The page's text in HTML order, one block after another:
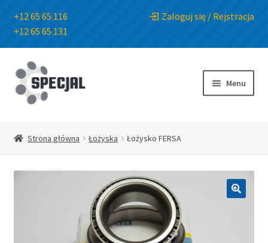
+12 65 65 116
+12 65 65 131
Zaloguj się / Rejstracja
Przejdź
do
nawigacji
Przejdź
do
treści
Menu
Strona główna Łożyska Łożysko FERSA